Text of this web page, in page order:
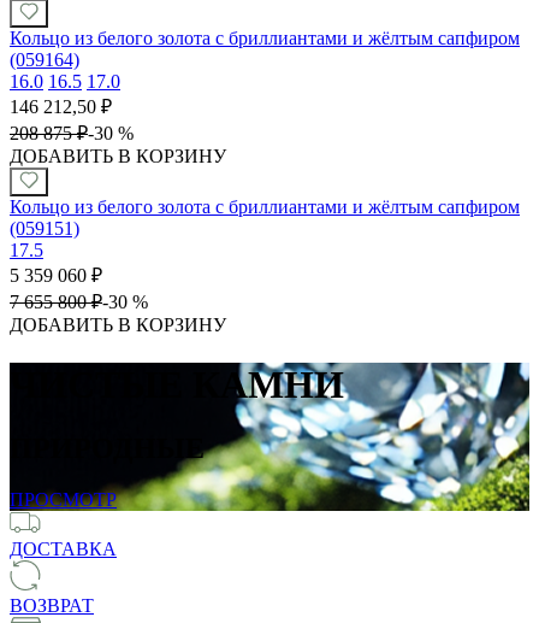
Кольцо из белого золота с бриллиантами и жёлтым сапфиром
(059164)
16.0 16.5 17.0
146 212,50 ₽
208 875 ₽-30 %
ДОБАВИТЬ В КОРЗИНУ
Кольцо из белого золота с бриллиантами и жёлтым сапфиром
(059151)
17.5
5 359 060 ₽
7 655 800 ₽-30 %
ДОБАВИТЬ В КОРЗИНУ
ЧИСТЫЕ КАМНИ
ПРИРОДНЫЕ
ПРОСМОТР
ДОСТАВКА
ВОЗВРАТ